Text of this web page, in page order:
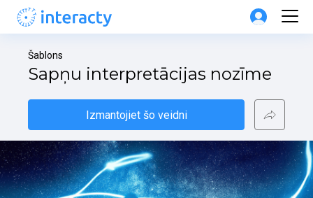
Šablons
Sapņu interpretācijas nozīme
Izmantojiet šo veidni